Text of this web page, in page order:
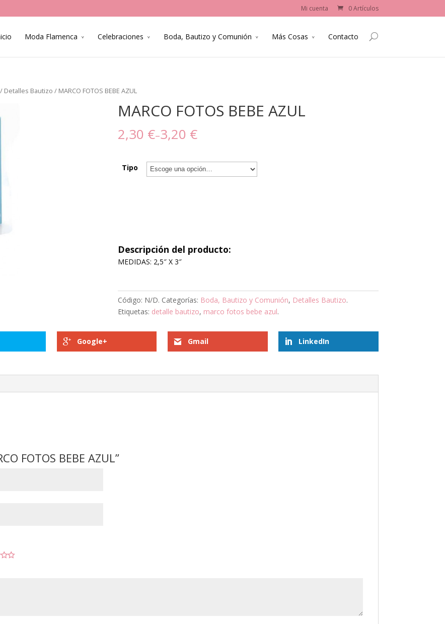
Mi cuenta 0 Artículos
Moda Flamenca Celebraciones Boda, Bautizo y Comunión Más Cosas Contacto
/ Detalles Bautizo / MARCO FOTOS BEBE AZUL
MARCO FOTOS BEBE AZUL
2,30 €–3,20 €
Tipo
Descripción del producto:
MEDIDAS: 2,5″ X 3″
Código: N/D. Categorías: Boda, Bautizo y Comunión, Detalles Bautizo.
Etiquetas: detalle bautizo, marco fotos bebe azul.
Google+ Gmail LinkedIn
FOTOS BEBE AZUL”